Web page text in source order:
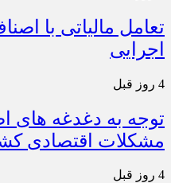
تعامل مالیاتی با
اجرایی
4 روز قبل
توجه به دغدغه های
مشکلات اقتصادی
4 روز قبل